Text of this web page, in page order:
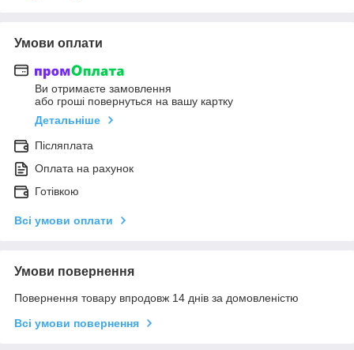
Умови оплати
Ви отримаєте замовлення
або гроші повернуться на вашу картку
Детальніше
Післяплата
Оплата на рахунок
Готівкою
Всі умови оплати
Умови повернення
Повернення товару впродовж 14 днів за домовленістю
Всі умови повернення